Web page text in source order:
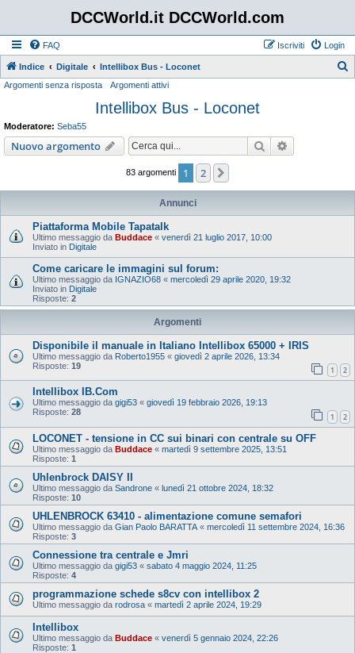
DCCWorld.it DCCWorld.com
FAQ Login
Iscriviti
Indice Digitale Intellibox Bus - Loconet
Argomenti senza risposta Argomenti attivi
Intellibox Bus - Loconet
Moderatore: Seba55
Nuovo argomento Cerca
83 argomenti 1 2
Annunci
Piattaforma Mobile Tapatalk
Ultimo messaggio da Buddace « venerdì 21 luglio 2017, 10:00
Inviato in Digitale
Come caricare le immagini sul forum:
Ultimo messaggio da IGNAZIO68 « mercoledì 29 aprile 2020, 19:32
Inviato in Digitale
Risposte: 2
Argomenti
Disponibile il manuale in Italiano Intellibox 65000 + IRIS
Ultimo messaggio da Roberto1955 « giovedì 2 aprile 2026, 13:34
Risposte: 19 1 2
Intellibox IB.Com
Ultimo messaggio da gigi53 « giovedì 19 febbraio 2026, 19:13
Risposte: 28 1 2
LOCONET - tensione in CC sui binari con centrale su OFF
Ultimo messaggio da Buddace « martedì 9 settembre 2025, 13:51
Risposte: 1
Uhlenbrock DAISY II
Ultimo messaggio da Sandrone « lunedì 21 ottobre 2024, 18:32
Risposte: 10
UHLENBROCK 63410 - alimentazione comune semafori
Ultimo messaggio da Gian Paolo BARATTA « mercoledì 11 settembre 2024, 16:36
Risposte: 3
Connessione tra centrale e Jmri
Ultimo messaggio da gigi53 « sabato 4 maggio 2024, 11:25
Risposte: 4
programmazione schede s8cv con intellibox 2
Ultimo messaggio da rodrosa « martedì 2 aprile 2024, 19:29
Intellibox
Ultimo messaggio da Buddace « venerdì 5 gennaio 2024, 22:26
Risposte: 1